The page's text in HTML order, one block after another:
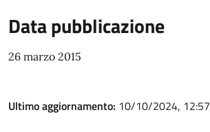
Data pubblicazione
26 marzo 2015
Ultimo aggiornamento: 10/10/2024, 12:57